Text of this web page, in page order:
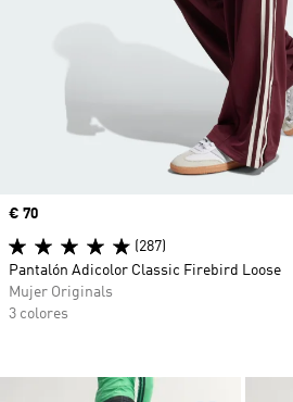
Precio
€ 70
(287)
Pantalón Adicolor Classic Firebird Loose
Mujer Originals
3 colores